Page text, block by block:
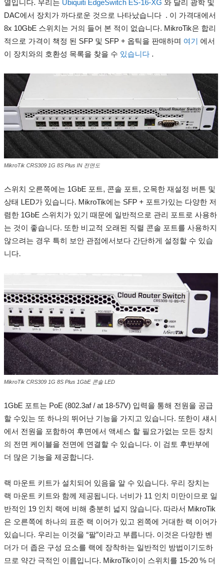
열입니다. 우리는 Ubiquiti EdgeSwitch ES-16-XG 와 달리 광학 및
DAC에서 장치가 까다로운 것으로 나타났습니다 . 이 가격대에서
8x 10GbE 스위치는 거의 들어 본 적이 없습니다. MikroTik은 합리
적으로 가격이 책정 된 SFP 및 SFP + 옵틱을 판매하며 여기
에서
이 장치와의 호환성 목록을 찾을 수 있습니다 .
MikroTik CRS309 1G 8S Plus IN 전면도
스위치 오른쪽에는 1GbE 포트, 콘솔 포트, 오목한 재설정 버튼 및
상태 LED가 있습니다. MikroTik에는 SFP + 포트가있는 다양한 저
렴한 1GbE 스위치가 있기 때문에 일반적으로 관리 포트로 사용하
는 것이 좋습니다. 또한 비교적 오래된 직렬 콘솔 포트를 사용하지
않으려는 경우 특히 보안 관점에서보다 간단하게 설정할 수 있습
니다.
MikroTik CRS309 1G 8S Plus 1GbE 콘솔 LED
1GbE 포트는 PoE (802.3af / at 18-57V) 입력을 통해 전원을 공급
할 수있는 또 하나의 뛰어난 기능을 가지고 있습니다. 또한이 섀시
에서 전원을 포함하여 후면에서 액세스 할 필요가없는 모든 장치
의 전면 케이블을 전면에 연결할 수 있습니다. 이 검토 후반부에
더 많은 기능을 제공합니다.
랙 마운트 키트가 설치되어 있음을 알 수 있습니다. 우리 장치는
랙 마운트 키트와 함께 제공됩니다. 너비가 11 인치 미만이므로 일
반적인 19 인치 랙에 비해 충분히 넓지 않습니다. 따라서 MikroTik
은 오른쪽에 하나의 표준 랙 이어가 있고 왼쪽에 거대한 랙 이어가
있습니다. 우리는 이것을 “팔”이라고 부릅니다. 이것은 다양한 벤
더가 더 좁은 구성 요소를 랙에 장착하는 일반적인 방법이기도하
므로 약간 극적인 이름입니다. MikroTik이이 스위치를 15-20 % 더